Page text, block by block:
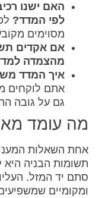
האם ישנו
לפי המדד?
מסוימים
אם אקדים
מהצמדה
איך המדד
אתם לוקחים
גם על גובה
מה עומד
אחת השאלות
תשומות הבניה
סתם יד המזל.
ומקומיים